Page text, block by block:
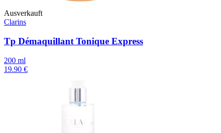
Ausverkauft
Clarins
Tp Démaquillant Tonique Express
200 ml
19.90 €